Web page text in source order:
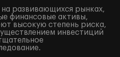
развивающихся рынках,
финансовые активы,
высокую степень риска,
инвестиций